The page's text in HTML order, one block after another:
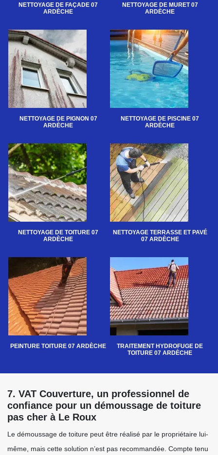
NETTOYAGE DE FAÇADE 07
ARDÈCHE
NETTOYAGE DE MURET 07
ARDÈCHE
NETTOYAGE DE PIGNON 07
ARDÈCHE
NETTOYAGE DE PISCINE 07
ARDÈCHE
NETTOYAGE DE TOITURE 07
ARDÈCHE
NETTOYAGE TERRASSE ET PAVÉ
07 ARDÈCHE
PEINTURE TOITURE 07 ARDÈCHE
TRAITEMENT HYDROFUGE DE
TOITURE 07 ARDÈCHE
7. VAT Couverture, un professionnel de
confiance pour un démoussage de toiture
pas cher à Le Roux
Le démoussage de toiture peut être réalisé par le propriétaire lui-
même, mais cette solution n’est pas recommandée. Compte tenu